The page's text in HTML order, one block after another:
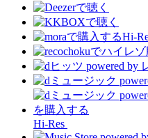
Hi-
Hi-Res